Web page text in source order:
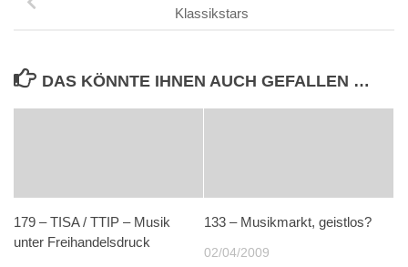
Klassikstars
DAS KÖNNTE IHNEN AUCH GEFALLEN …
179 – TISA / TTIP – Musik
unter Freihandelsdruck
133 – Musikmarkt, geistlos?
02/04/2009